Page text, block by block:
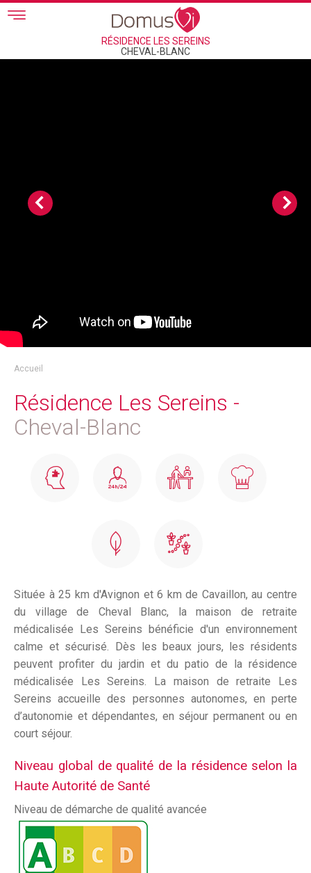
Skip to main content
RÉSIDENCE LES SEREINS
CHEVAL-BLANC
Accueil
Résidence Les Sereins -
Cheval-Blanc
Située à 25 km d'Avignon et 6 km de Cavaillon, au centre
du village de Cheval Blanc, la maison de retraite
médicalisée Les Sereins bénéficie d'un environnement
calme et sécurisé. Dès les beaux jours, les résidents
peuvent profiter du jardin et du patio de la résidence
médicalisée Les Sereins. La maison de retraite Les
Sereins accueille des personnes autonomes, en perte
d’autonomie et dépendantes, en séjour permanent ou en
court séjour.
Niveau global de qualité de la résidence selon la
Haute Autorité de Santé
Niveau de démarche de qualité avancée